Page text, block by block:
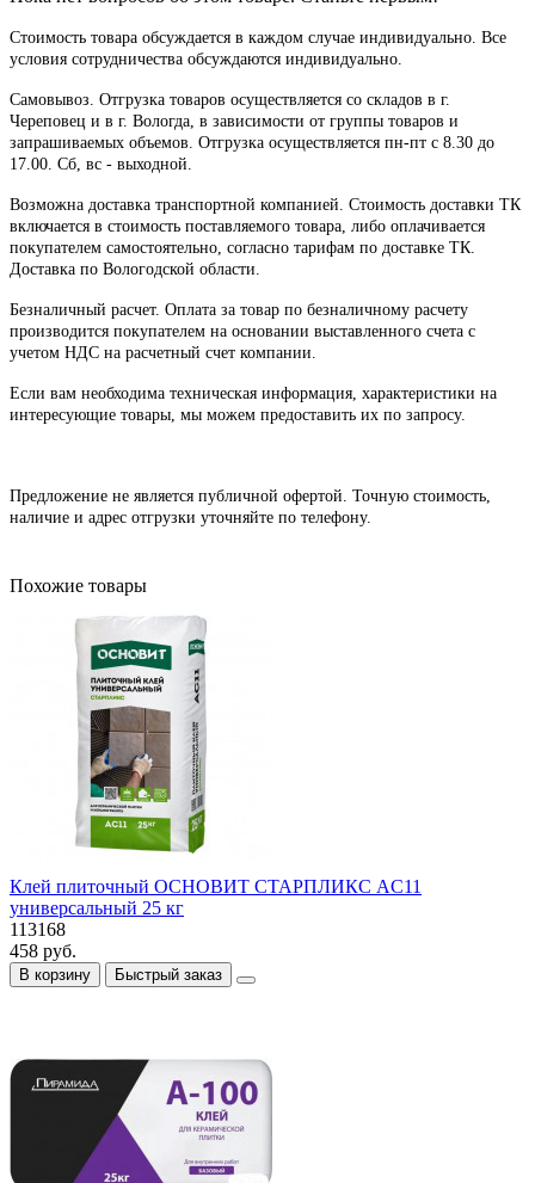
Стоимость товара обсуждается в каждом случае индивидуально. Все
условия сотрудничества обсуждаются индивидуально.
Самовывоз. Отгрузка товаров осуществляется со складов в г.
Череповец и в г. Вологда, в зависимости от группы товаров и
запрашиваемых объемов. Отгрузка осуществляется пн-пт с 8.30 до
17.00. Сб, вс - выходной.
Возможна доставка транспортной компанией. Стоимость доставки ТК
включается в стоимость поставляемого товара, либо оплачивается
покупателем самостоятельно, согласно тарифам по доставке ТК.
Доставка по Вологодской области.
Безналичный расчет. Оплата за товар по безналичному расчету
производится покупателем на основании выставленного счета с
учетом НДС на расчетный счет компании.
Если вам необходима техническая информация, характеристики на
интересующие товары, мы можем предоставить их по запросу.
Предложение не является публичной офертой. Точную стоимость,
наличие и адрес отгрузки уточняйте по телефону.
Похожие товары
Клей плиточный ОСНОВИТ СТАРПЛИКС AC11
универсальный 25 кг
113168
458 руб.
В корзину Быстрый заказ